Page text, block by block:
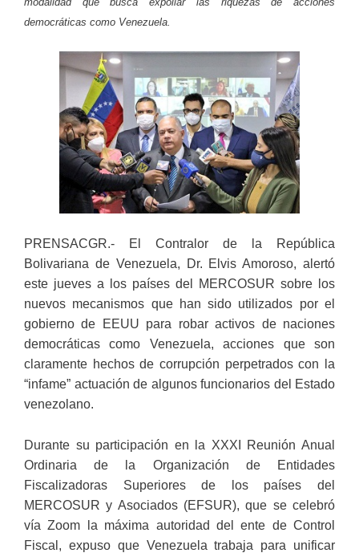
democráticas como Venezuela.
PRENSACGR.- El Contralor de la República
Bolivariana de Venezuela, Dr. Elvis Amoroso, alertó
este jueves a los países del MERCOSUR sobre los
nuevos mecanismos que han sido utilizados por el
gobierno de EEUU para robar activos de naciones
democráticas como Venezuela, acciones que son
claramente hechos de corrupción perpetrados con la
“infame” actuación de algunos funcionarios del Estado
venezolano.
Durante su participación en la XXXI Reunión Anual
Ordinaria de la Organización de Entidades
Fiscalizadoras Superiores de los países del
MERCOSUR y Asociados (EFSUR), que se celebró
vía Zoom la máxima autoridad del ente de Control
Fiscal, expuso que Venezuela trabaja para unificar